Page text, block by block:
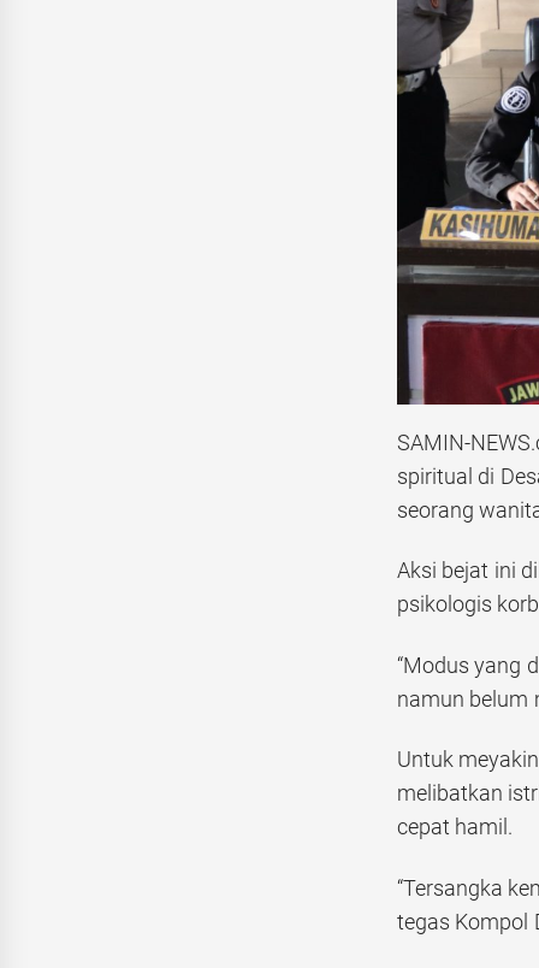
SAMIN-
spiritual di
seorang
Aksi bejat ini
psikologis
“Modus yang
namun belum
Untuk
melibatkan
cepat hamil.
“Tersangka
tegas Kompol